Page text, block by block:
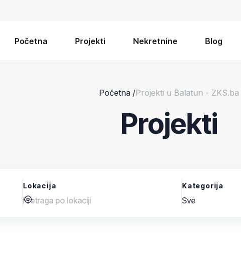
Početna Projekti Nekretnine Blog
Početna /Projekti u Balatun - ZKS.ba
Projekti
Lokacija Kategorija
Sve